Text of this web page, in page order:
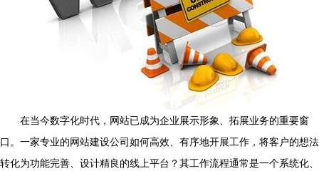
在当今数字化时代，网站已成为企业展示形象、拓展业务的重要窗
口。一家专业的网站建设公司如何高效、有序地开展工作，将客户的想法
转化为功能完善、设计精良的线上平台？其工作流程通常是一个系统化、